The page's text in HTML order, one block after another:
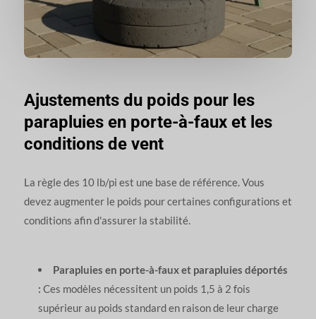
Ajustements du poids pour les
parapluies en porte-à-faux et les
conditions de vent
La règle des 10 lb/pi est une base de référence. Vous
devez augmenter le poids pour certaines configurations et
conditions afin d'assurer la stabilité.
Parapluies en porte-à-faux et parapluies déportés
: Ces modèles nécessitent un poids 1,5 à 2 fois
supérieur au poids standard en raison de leur charge